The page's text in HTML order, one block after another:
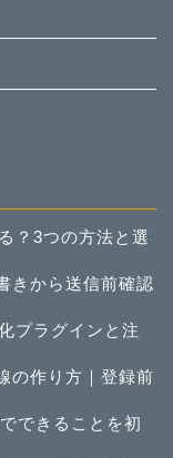
？3つの方法と選
きから送信前確認
プラグインと注
の作り方｜登録前
できることを初